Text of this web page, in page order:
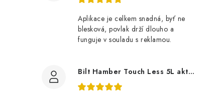
Aplikace je celkem snadná, byť ne
blesková, povlak drží dlouho a
funguje v souladu s reklamou.
Bilt Hamber Touch Less 5L aktivní pěna